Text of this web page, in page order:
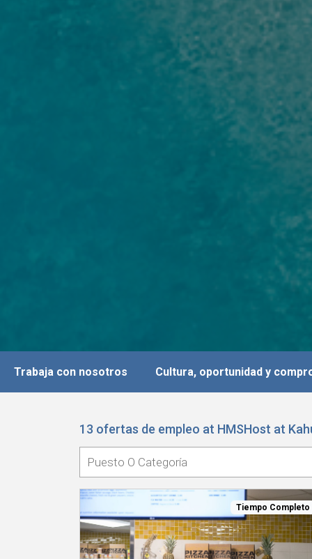
Trabaja con nosotros Cultura, oportunidad y
13 ofertas de empleo at HMSHost at
Tiempo Completo